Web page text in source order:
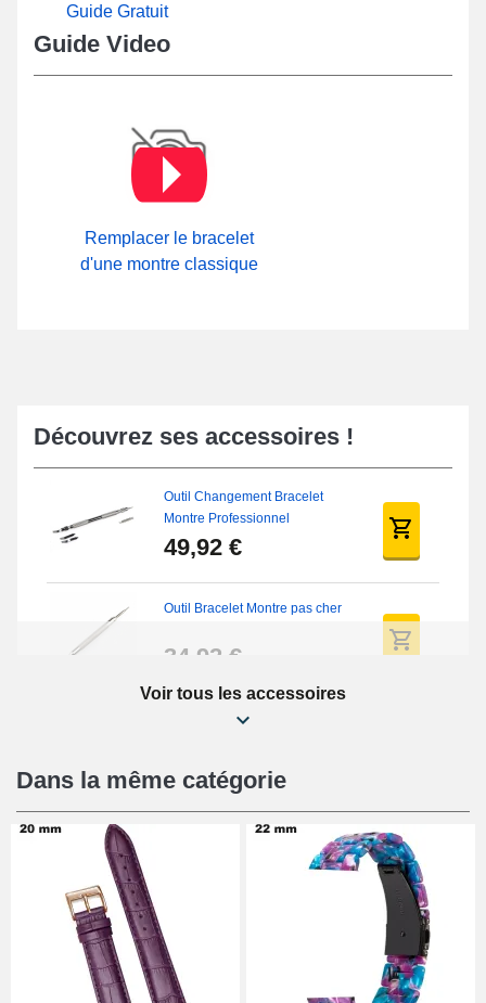
Guide Gratuit
Guide Video
Remplacer le bracelet
d'une montre classique
Découvrez ses accessoires !
Outil Changement Bracelet
Montre Professionnel
49,92 €
Outil Bracelet Montre pas cher
34,92 €
Kit Réparation Montre Débutant
16,90 €
Pied à Coulisse Numérique
Kit Horlogerie Débutant
26,90 €
Voir tous les accessoires
Dans la même catégorie